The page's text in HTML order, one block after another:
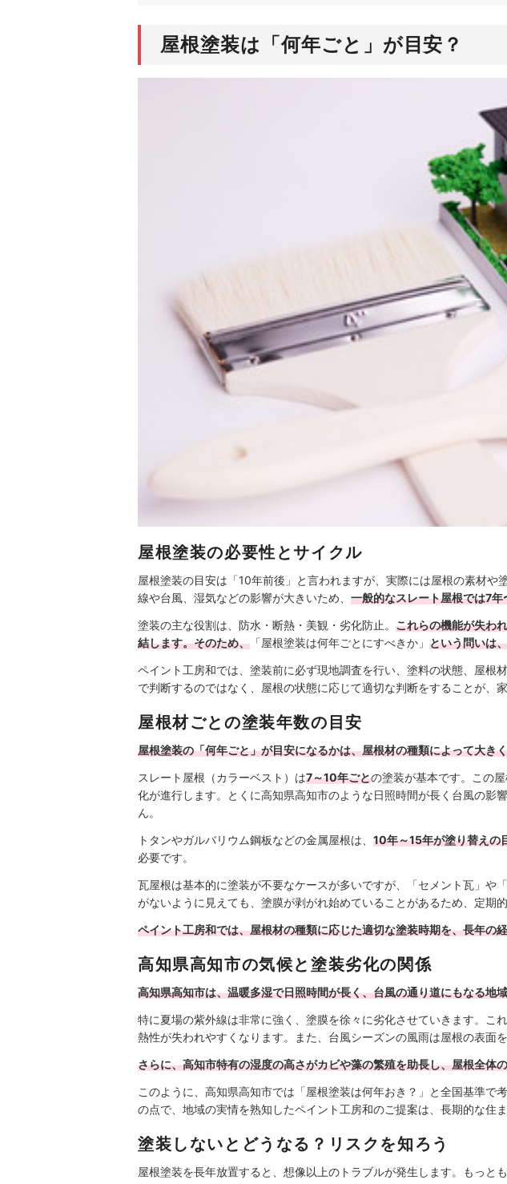
屋根塗装は「何年ごと」が目安？
屋根塗装の必要性とサイクル
屋根塗装の目安は「10年前後」と言われますが、実際には屋根の素材
線や台風、湿気などの影響が大きいため、 一般的なスレート屋根では7
塗装の主な役割は、防水・断熱・美観・劣化防止。 これらの機能が失わ
結します。そのため、 「屋根塗装は何年ごとにすべきか」 という問いは、
ペイント工房和では、塗装前に必ず現地調査を行い、塗料の状態、屋
で判断するのではなく、屋根の状態に応じて適切な判断をすることが、
屋根材ごとの塗装年数の目安
屋根塗装の「何年ごと」が目安になるかは、屋根材の種類によって大き
スレート屋根（カラーベスト）は7～10年ごとの塗装が基本です。この
化が進行します。とくに高知県高知市のような日照時間が長く台風の
ん。
トタンやガルバリウム鋼板などの金属屋根は、 10年～15年が塗り替えの
必要です。
瓦屋根は基本的に塗装が不要なケースが多いですが、「セメント瓦」や
がないように見えても、塗膜が剥がれ始めていることがあるため、定期
ペイント工房和では、屋根材の種類に応じた適切な塗装時期を、長年の
高知県高知市の気候と塗装劣化の関係
高知県高知市は、温暖多湿で日照時間が長く、台風の通り道にもなる地
特に夏場の紫外線は非常に強く、塗膜を徐々に劣化させていきます。
熱性が失われやすくなります。また、台風シーズンの風雨は屋根の表面
さらに、高知市特有の湿度の高さがカビや藻の繁殖を助長し、屋根全
このように、高知県高知市では「屋根塗装は何年おき？」と全国基準
の点で、地域の実情を熟知したペイント工房和のご提案は、長期的な住
塗装しないとどうなる？リスクを知ろう
屋根塗装を長年放置すると、想像以上のトラブルが発生します。もっ